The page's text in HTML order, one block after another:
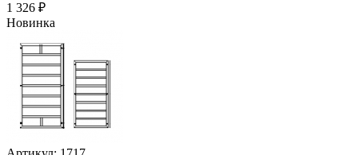
1 326 ₽
Новинка